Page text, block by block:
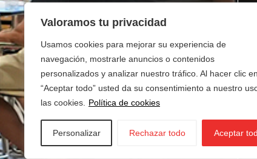
Valoramos tu privacidad
Usamos cookies para mejorar su experiencia de
navegación, mostrarle anuncios o contenidos
personalizados y analizar nuestro tráfico. Al hacer clic en
“Aceptar todo” usted da su consentimiento a nuestro
las cookies.
Política de cookies
Personalizar Rechazar todo Aceptar